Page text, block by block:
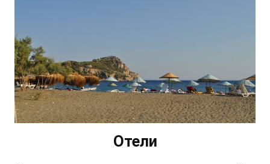
Отели